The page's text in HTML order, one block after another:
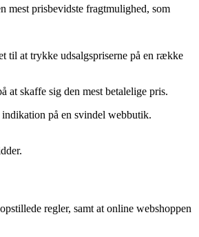
mest prisbevidste fragtmulighed, som
til at trykke udsalgspriserne på en række
at skaffe sig den mest betalelige pris.
på en svindel webbutik.
regler, samt at online webshoppen